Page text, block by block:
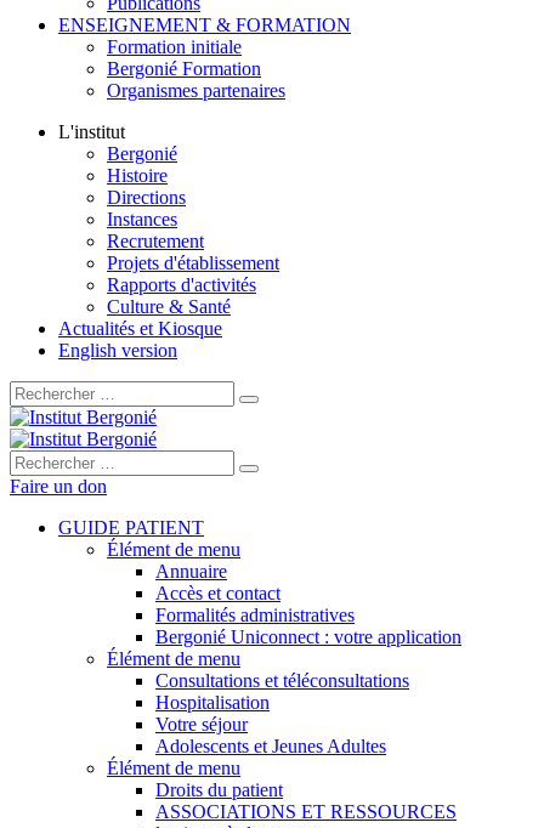
ENSEIGNEMENT & FORMATION
Formation initiale
Bergonié Formation
Organismes partenaires
L'institut
Bergonié
Histoire
Directions
Instances
Recrutement
Projets d'établissement
Rapports d'activités
Culture & Santé
Actualités et Kiosque
English version
Rechercher :
Rechercher :
Faire un don
GUIDE PATIENT
Élément de menu
Annuaire
Accès et contact
Formalités administratives
Bergonié Uniconnect : votre application
Élément de menu
Consultations et téléconsultations
Hospitalisation
Votre séjour
Adolescents et Jeunes Adultes
Élément de menu
Droits du patient
ASSOCIATIONS ET RESSOURCES